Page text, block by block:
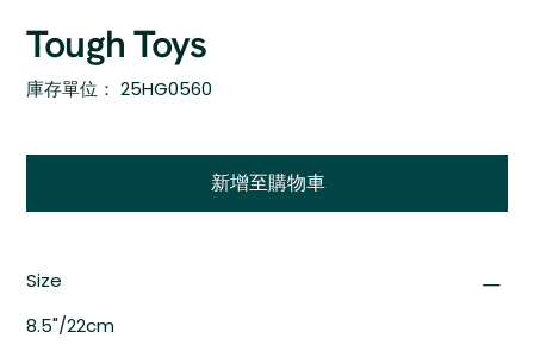
Tough Toys
庫存單位：
SKU
25HG0560
25HG0560
新增至購物車
Size
8.5"/22cm